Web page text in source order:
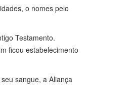
o nomes pelo
Testamento.
ficou estabelecimento
sangue, a Aliança